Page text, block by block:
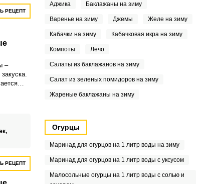
РЕЦЕПТ
–
РЕЦЕПТ
Аджика Баклажаны на зиму
Варенье на зиму Джемы Желе на зиму
Кабачки на зиму Кабачковая икра на зиму
Компоты Лечо
Салаты из баклажанов на зиму
Салат из зеленых помидоров на зиму
Жареные баклажаны на зиму
Огурцы
Маринад для огурцов на 1 литр воды на зиму
Маринад для огурцов на 1 литр воды с уксусом
Малосольные огурцы на 1 литр воды с солью и